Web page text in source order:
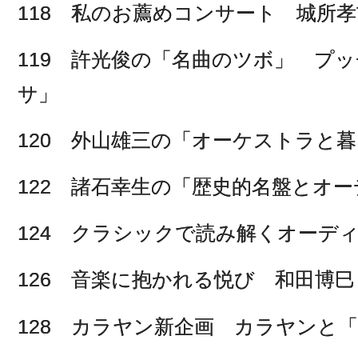
118 私のお薦めコンサート 城所
119 許光俊の「名曲のツボ」 プッ
サ」
120 外山雄三の「オーケストラと
122 諸石幸生の「歴史的名盤とオー
124 クラシックで読み解くオーデ
126 音楽に抱かれる悦び 和田博巳
128 カラヤン新企画 カラヤンと